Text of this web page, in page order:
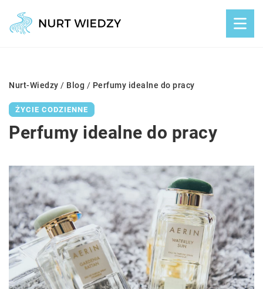
Nurt-Wiedzy / Blog / Perfumy idealne do pracy
ŻYCIE CODZIENNE
Perfumy idealne do pracy